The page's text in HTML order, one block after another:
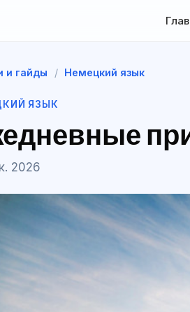
и гайды / Немецкий язык
ЯЗЫК
2026